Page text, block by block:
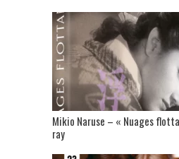
Mikio Naruse – « Nuages
ray